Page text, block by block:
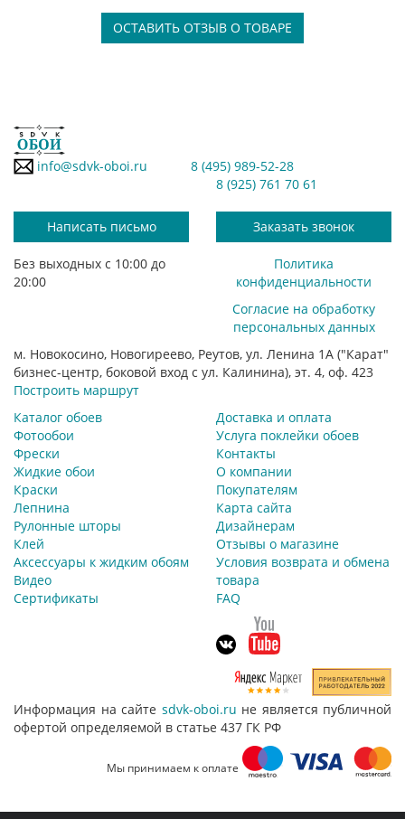
ОСТАВИТЬ ОТЗЫВ О ТОВАРЕ
info@sdvk-oboi.ru
8 (495) 989-52-28
8 (925) 761 70 61
Написать письмо Заказать звонок
Без выходных с 10:00 до
20:00
Политика
конфиденциальности
Согласие на обработку
персональных данных
м. Новокосино, Новогиреево, Реутов, ул. Ленина 1А ("Карат"
бизнес-центр, боковой вход с ул. Калинина), эт. 4, оф. 423
Построить маршрут
Каталог обоев
Фотообои
Фрески
Жидкие обои
Краски
Лепнина
Рулонные шторы
Клей
Аксессуары к жидким обоям
Видео
Сертификаты
Доставка и оплата
Услуга поклейки обоев
Контакты
О компании
Покупателям
Карта сайта
Дизайнерам
Отзывы о магазине
Условия возврата и обмена
товара
FAQ
Информация на сайте sdvk-oboi.ru не является публичной
офертой определяемой в статье 437 ГК РФ
Мы принимаем к оплате